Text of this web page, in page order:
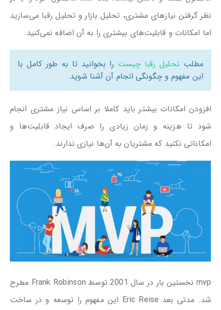
نظر گرفتن نیازهای مشتری، تحلیل بازار و تحلیل رقبا می‌سازید
اما امکانات و قابلیت‌های بیشتری را به آن اضافه نمی‌کنید.
مطلبتحلیل رقبا چیست را بخوانید تا به طور کامل با
این مفهوم و چگونگی انجام آن آشنا شوید.
افزودن امکانات بیشتر باید کاملا بر اساس نیاز مشتری انجام
شود تا هزینه و زمان زیادی را صرف ایجاد قابلیت‌ها و
امکاناتی نکنید که مشتریان به آن‌ها نیازی ندارند.
mvp نخستین بار در سال 2001 توسط Frank Robinson مطرح
شد. مدتی بعد Eric Reise این مفهوم را توسعه و در ساخت